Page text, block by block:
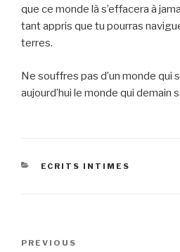
que ce monde là s’effacera à
tant appris que tu pourras
terres.
Ne souffres pas d’un monde qui
aujourd’hui le monde qui demain
CATEGORIES
ECRITS INTIMES
Previous
PREVIOUS